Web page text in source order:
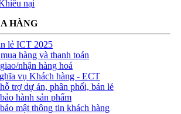
nại
HÀNG
lẻ ICT 2025
hàng và thanh toán
nhận hàng hoá
vụ Khách hàng - ECT
trợ dự án, phân phối, bán lẻ
hành sản phẩm
mật thông tin khách hàng